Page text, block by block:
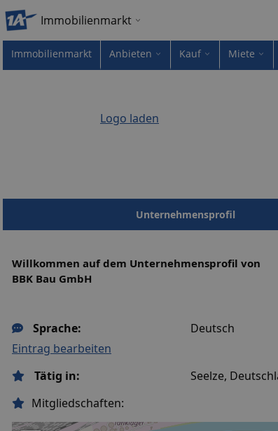
Immobilienmarkt
Immobilienmarkt Anbieten Kauf Miete
Logo laden
Unternehmensprofil
Willkommen auf dem Unternehmensprofil von
BBK Bau GmbH
Sprache:
Deutsch
Eintrag bearbeiten
Tätig in:
Seelze,
Mitgliedschaften: